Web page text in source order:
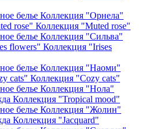
белье Коллекция "Орнела"
rose" Коллекция "Muted rose"
белье Коллекция "Сильва"
flowers" Коллекция "Irises
белье Коллекция "Наоми"
cats" Коллекция "Cozy cats"
белье Коллекция "Нола"
Коллекция "Tropical mood"
белье Коллекция "Жолин"
Коллекция "Jacquard"